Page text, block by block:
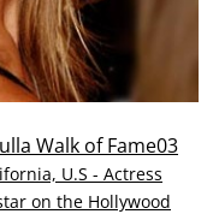
U.S - Actress
on the Hollywood